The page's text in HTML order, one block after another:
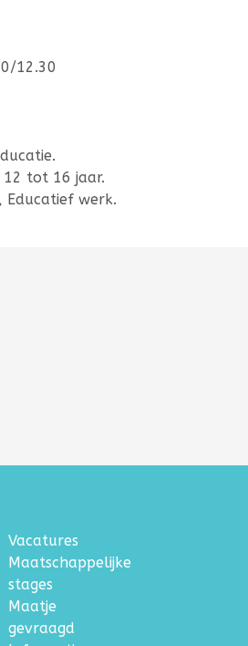
12.30
12 tot 16 jaar.
Educatief werk.
Vacatures
Maatschappelijke
stages
Maatje
gevraagd